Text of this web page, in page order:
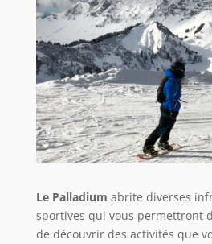
Le Palladium abrite diverses
sportives qui vous permettront
de découvrir des activités que